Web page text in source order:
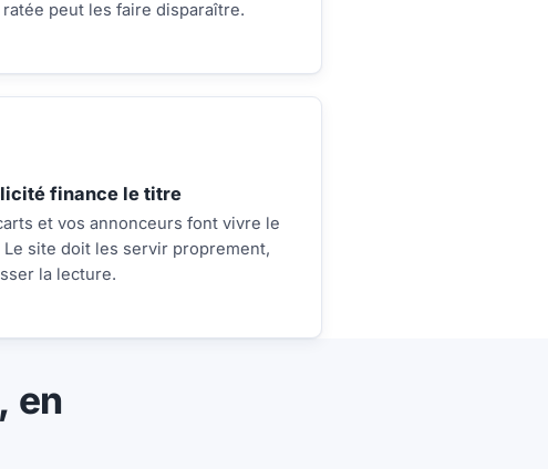
peut les faire disparaître.
finance le titre
et vos annonceurs font vivre le
Le site doit les servir proprement,
la lecture.
en